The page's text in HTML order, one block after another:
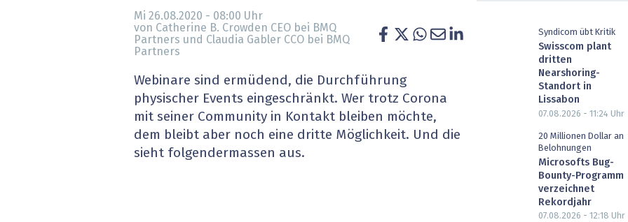
» alle News
EU-DSGVO
XaaS, Managed Services & Co.
Digital Banking
Artificial Intelligence
Fintech & Insurtech
Professional AV & Digital Signage
Mi 26.08.2020 - 08:00 Uhr
von Catherine B. Crowden CEO bei BMQ
Partners und Claudia Gabler CCO bei BMQ
Partners
Webinare sind ermüdend, die Durchführung
physischer Events eingeschränkt. Wer trotz Corona
mit seiner Community in Kontakt bleiben möchte,
dem bleibt aber noch eine dritte Möglichkeit. Und die
sieht folgendermassen aus.
Syndicom übt Kritik
Swisscom plant
dritten
Nearshoring-
Standort in
Lissabon
07.08.2026 - 11:24 Uhr
20 Millionen Dollar an
Belohnungen
Microsofts Bug-
Bounty-Programm
verzeichnet
Rekordjahr
07.08.2026 - 12:18 Uhr